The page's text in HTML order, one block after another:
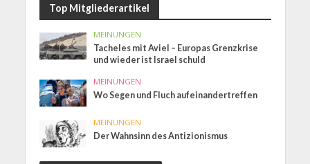
Top Mitgliederartikel
MEINUNGEN
Tacheles mit Aviel – Europas Grenzkrise
und wieder ist Israel schuld
MEINUNGEN
Wo Segen und Fluch aufeinandertreffen
MEINUNGEN
Der Wahnsinn des Antizionismus